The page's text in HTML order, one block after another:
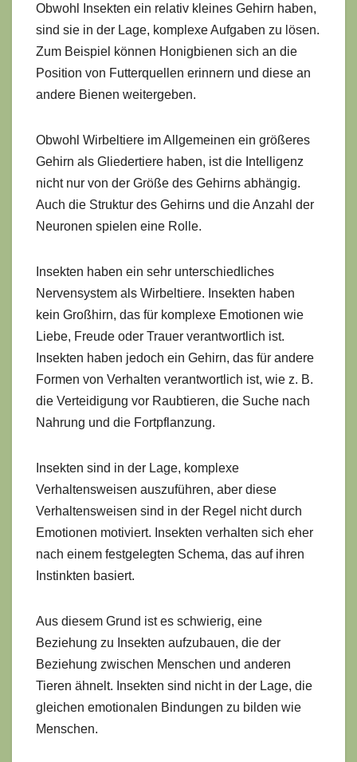
Obwohl Insekten ein relativ kleines Gehirn haben,
sind sie in der Lage, komplexe Aufgaben zu lösen.
Zum Beispiel können Honigbienen sich an die
Position von Futterquellen erinnern und diese an
andere Bienen weitergeben.
Obwohl Wirbeltiere im Allgemeinen ein größeres
Gehirn als Gliedertiere haben, ist die Intelligenz
nicht nur von der Größe des Gehirns abhängig.
Auch die Struktur des Gehirns und die Anzahl der
Neuronen spielen eine Rolle.
Insekten haben ein sehr unterschiedliches
Nervensystem als Wirbeltiere. Insekten haben
kein Großhirn, das für komplexe Emotionen wie
Liebe, Freude oder Trauer verantwortlich ist.
Insekten haben jedoch ein Gehirn, das für andere
Formen von Verhalten verantwortlich ist, wie z. B.
die Verteidigung vor Raubtieren, die Suche nach
Nahrung und die Fortpflanzung.
Insekten sind in der Lage, komplexe
Verhaltensweisen auszuführen, aber diese
Verhaltensweisen sind in der Regel nicht durch
Emotionen motiviert. Insekten verhalten sich eher
nach einem festgelegten Schema, das auf ihren
Instinkten basiert.
Aus diesem Grund ist es schwierig, eine
Beziehung zu Insekten aufzubauen, die der
Beziehung zwischen Menschen und anderen
Tieren ähnelt. Insekten sind nicht in der Lage, die
gleichen emotionalen Bindungen zu bilden wie
Menschen.